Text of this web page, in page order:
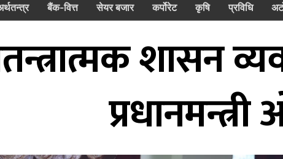
बैंक-वित्त सेयर बजार कर्पोरेट कृषि प्रविधि
शासन